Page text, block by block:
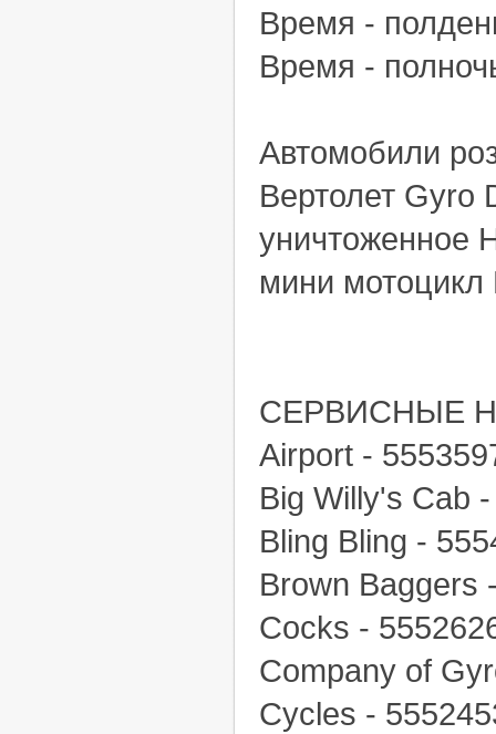
Время -
Время -
Автомобили
Вертолет Gyro
уничтоженное
мини мотоцикл
СЕРВИСНЫЕ
Airport -
Big Willy's Cab
Bling Bling -
Brown Baggers
Cocks -
Company of
Cycles -